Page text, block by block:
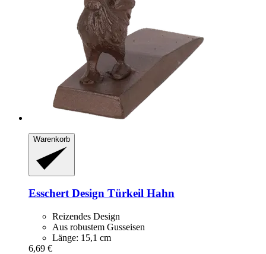
Warenkorb
Esschert Design Türkeil Hahn
Reizendes Design
Aus robustem Gusseisen
Länge: 15,1 cm
6,69 €